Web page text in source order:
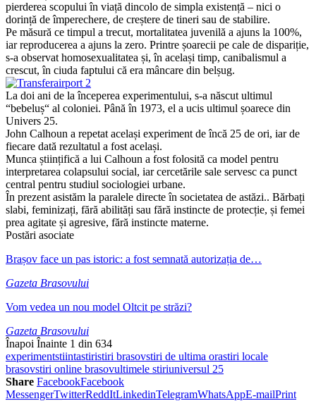
pierderea scopului în viață dincolo de simpla existență – nici o
dorință de împerechere, de creștere de tineri sau de stabilire.
Pe măsură ce timpul a trecut, mortalitatea juvenilă a ajuns la 100%,
iar reproducerea a ajuns la zero. Printre șoarecii pe cale de dispariție,
s-a observat homosexualitatea și, în același timp, canibalismul a
crescut, în ciuda faptului că era mâncare din belșug.
La doi ani de la începerea experimentului, s-a născut ultimul
“bebeluș“ al coloniei. Până în 1973, el a ucis ultimul șoarece din
Univers 25.
John Calhoun a repetat același experiment de încă 25 de ori, iar de
fiecare dată rezultatul a fost același.
Munca științifică a lui Calhoun a fost folosită ca model pentru
interpretarea colapsului social, iar cercetările sale servesc ca punct
central pentru studiul sociologiei urbane.
În prezent asistăm la paralele directe în societatea de astăzi.. Bărbați
slabi, feminizați, fără abilități sau fără instincte de protecție, și femei
prea agitate și agresive, fără instincte materne.
Postări asociate
Brașov face un pas istoric: a fost semnată autorizația de…
Gazeta Brasovului
Vom vedea un nou model Oltcit pe străzi?
Gazeta Brasovului
Înapoi Înainte 1 din 634
experimentstiintastiristiri brasovstiri de ultima orastiri locale
brasovstiri online brasovultimele stiriuniversul 25
Share FacebookFacebook
MessengerTwitterReddItLinkedinTelegramWhatsAppE-mailPrint